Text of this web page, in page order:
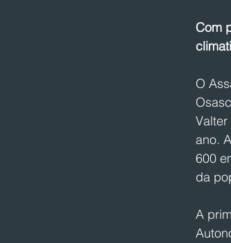
Com
O
ano.
600
da
A